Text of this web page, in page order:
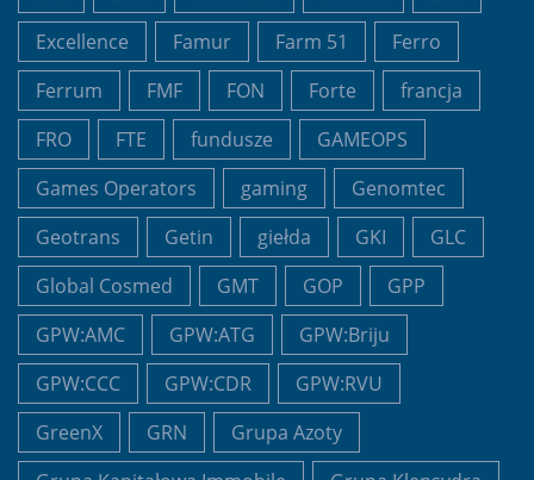
Excellence
Famur Farm 51
Ferro
Ferrum
FMF FON Forte
francja
FRO
FTE fundusze
GAMEOPS
Games Operators
gaming
Genomtec
Geotrans
Getin giełda GKI
GLC
Global Cosmed
GMT GOP
GPP
GPW:AMC
GPW:ATG
GPW:Briju
GPW:CCC
GPW:CDR
GPW:RVU
GreenX
GRN
Grupa Azoty